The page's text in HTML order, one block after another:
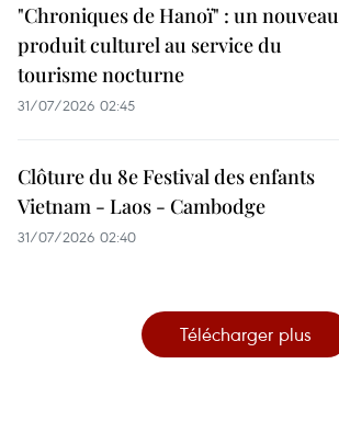
"Chroniques de Hanoï" : un nouveau
produit culturel au service du
tourisme nocturne
31/07/2026 02:45
Clôture du 8e Festival des enfants
Vietnam - Laos - Cambodge
31/07/2026 02:40
Télécharger plus